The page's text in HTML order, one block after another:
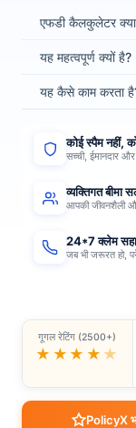
एफडी कैलकुलेटर
यह महत्वपूर्ण क्यों है?
यह कैसे काम करता
कोई स्पैम नहीं,
सच्ची, ईमानदार
व्यक्तिगत बीमा
आपकी जीवनशैली
24*7 क्लेम
जब भी जरूरत हो,
गूगल रेटिंग (2500+)
★★★★ ★
PolicyX